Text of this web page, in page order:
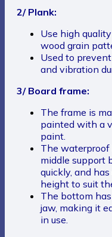
2/ Plank:
Use high
wood grain
Used to
and vibration
3/ Board frame:
The frame is
painted with a
paint.
The waterproof
middle support
quickly, and
height to suit
The bottom
jaw, making it
in use.